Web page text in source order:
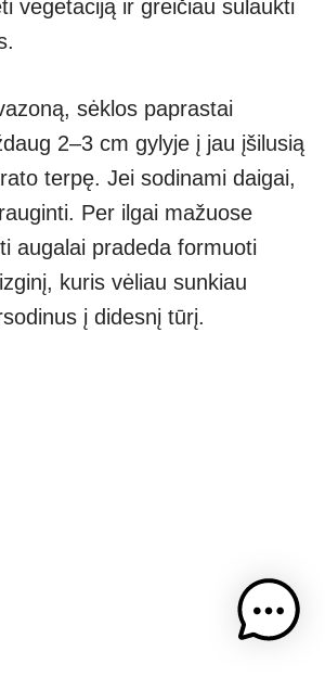
vegetaciją ir greičiau sulaukti
sėklos paprastai
2–3 cm gylyje į jau įšilusią
terpę. Jei sodinami daigai,
Per ilgai mažuose
augalai pradeda formuoti
kuris vėliau sunkiau
į didesnį tūrį.